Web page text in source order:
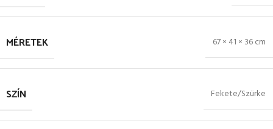
MÉRETEK 67 × 41 × 36 cm
SZÍN Fekete/Szürke